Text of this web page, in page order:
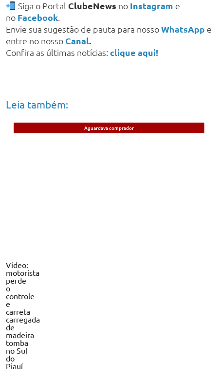
Siga o Portal ClubeNews no Instagram e
no Facebook.
Envie sua sugestão de pauta para nossoWhatsApp e
entre no nosso Canal.
Confira as últimas notícias: clique aqui!
Leia também:
Aguardava comprador
Vídeo:
motorista
perde
o
controle
e
carreta
carregada
de
madeira
tomba
no Sul
do
Piauí